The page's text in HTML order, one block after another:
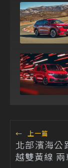
← 上一篇
北部濱海公
越雙黃線